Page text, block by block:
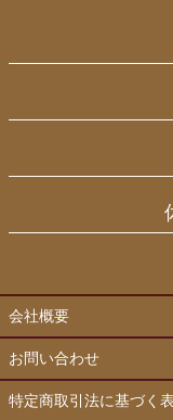
会社概要
お問い合わせ
特定商取引法に基づく